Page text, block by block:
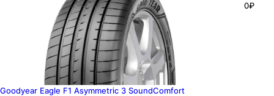
0₽
Goodyear Eagle F1 Asymmetric 3 SoundComfort